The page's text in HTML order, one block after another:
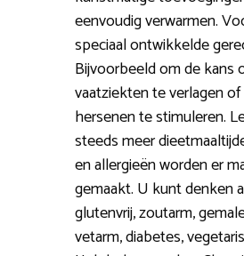
eenvoudig verwarmen.
speciaal ontwikkelde
Bijvoorbeeld om de kans
vaatziekten te verlagen
hersenen te stimuleren.
steeds meer
en allergieën worden er
gemaakt. U kunt denken
glutenvrij, zoutarm,
vetarm, diabetes,